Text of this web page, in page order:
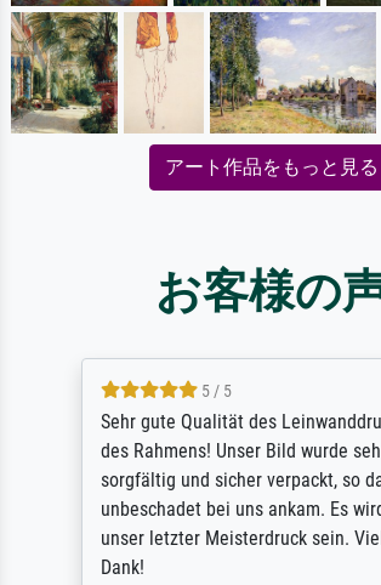
アート作品をもっと見る
お客様の
5 / 5
Sehr gute Qualität des
des Rahmens! Unser Bild wurde
sorgfältig und sicher verpackt, so
unbeschadet bei uns ankam. Es
unser letzter Meisterdruck sein.
Dank!